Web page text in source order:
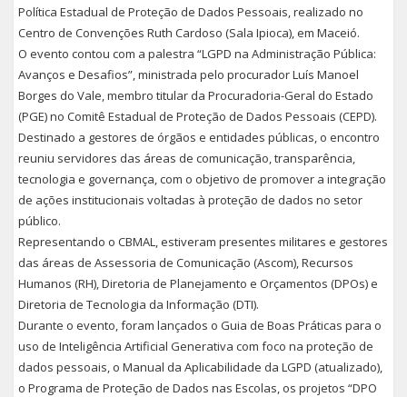
Política Estadual de Proteção de Dados Pessoais, realizado no
Centro de Convenções Ruth Cardoso (Sala Ipioca), em Maceió.
O evento contou com a palestra “LGPD na Administração Pública:
Avanços e Desafios”, ministrada pelo procurador Luís Manoel
Borges do Vale, membro titular da Procuradoria-Geral do Estado
(PGE) no Comitê Estadual de Proteção de Dados Pessoais (CEPD).
Destinado a gestores de órgãos e entidades públicas, o encontro
reuniu servidores das áreas de comunicação, transparência,
tecnologia e governança, com o objetivo de promover a integração
de ações institucionais voltadas à proteção de dados no setor
público.
Representando o CBMAL, estiveram presentes militares e gestores
das áreas de Assessoria de Comunicação (Ascom), Recursos
Humanos (RH), Diretoria de Planejamento e Orçamentos (DPOs) e
Diretoria de Tecnologia da Informação (DTI).
Durante o evento, foram lançados o Guia de Boas Práticas para o
uso de Inteligência Artificial Generativa com foco na proteção de
dados pessoais, o Manual da Aplicabilidade da LGPD (atualizado),
o Programa de Proteção de Dados nas Escolas, os projetos “DPO